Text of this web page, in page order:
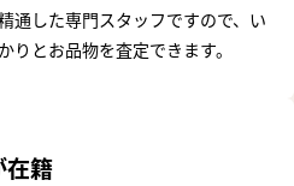
通した専門スタッフですので、い
とお品物を査定できます。
在籍